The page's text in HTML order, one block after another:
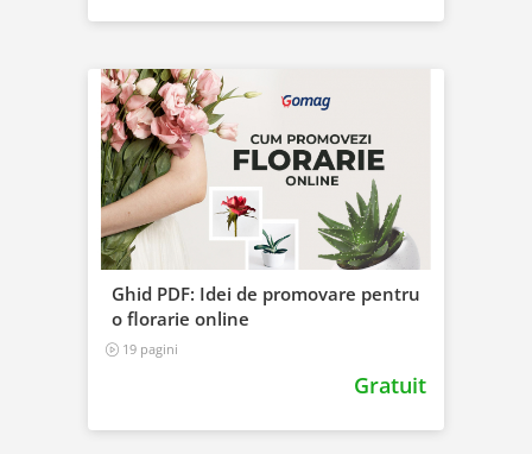
Ghid PDF: Idei de promovare pentru
o florarie online
19 pagini
Gratuit